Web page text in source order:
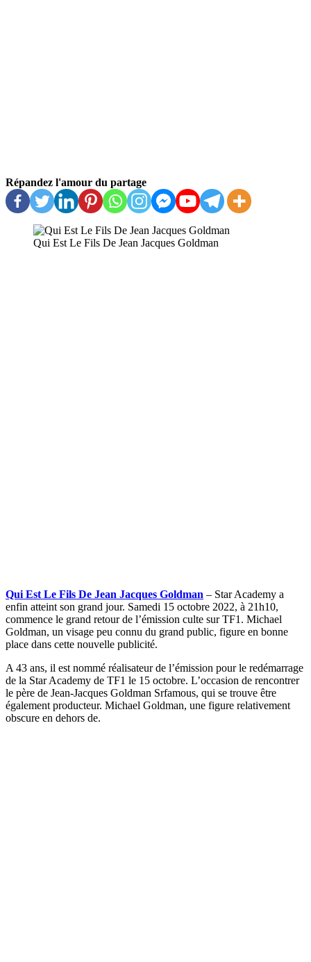
Répandez l'amour du partage
Qui Est Le Fils De Jean Jacques Goldman
Qui Est Le Fils De Jean Jacques Goldman – Star Academy a
enfin atteint son grand jour. Samedi 15 octobre 2022, à 21h10,
commence le grand retour de l’émission culte sur TF1. Michael
Goldman, un visage peu connu du grand public, figure en bonne
place dans cette nouvelle publicité.
A 43 ans, il est nommé réalisateur de l’émission pour le redémarrage
de la Star Academy de TF1 le 15 octobre. L’occasion de rencontrer
le père de Jean-Jacques Goldman Srfamous, qui se trouve être
également producteur. Michael Goldman, une figure relativement
obscure en dehors de.